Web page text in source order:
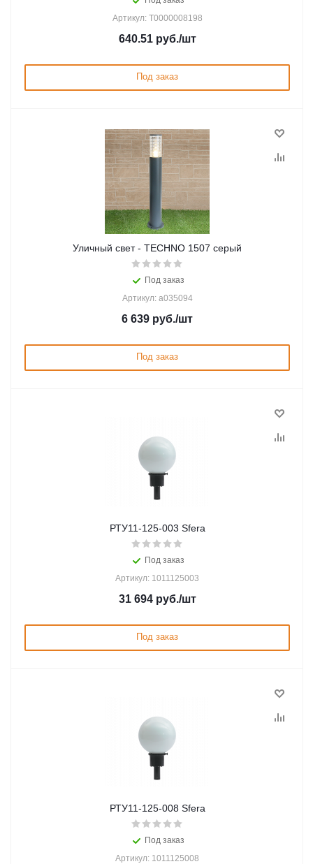
Артикул: Т0000008198
640.51руб./шт
Под заказ
Уличный свет - TECHNO 1507 серый
Под заказ
Артикул: a035094
6 639 руб./шт
Под заказ
РТУ11-125-003 Sfera
Под заказ
Артикул: 1011125003
31 694руб./шт
Под заказ
РТУ11-125-008 Sfera
Под заказ
Артикул: 1011125008